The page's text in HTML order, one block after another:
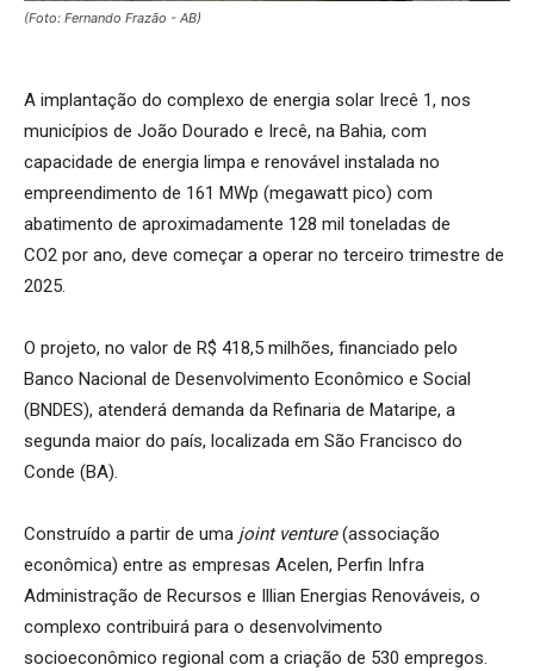
(Foto: Fernando Frazão - AB)
A implantação do complexo de energia solar Irecê 1, nos
municípios de João Dourado e Irecê, na Bahia, com
capacidade de energia limpa e renovável instalada no
empreendimento de 161 MWp (megawatt pico) com
abatimento de aproximadamente 128 mil toneladas de
CO2 por ano, deve começar a operar no terceiro trimestre de
2025.
O projeto, no valor de R$ 418,5 milhões, financiado pelo
Banco Nacional de Desenvolvimento Econômico e Social
(BNDES), atenderá demanda da Refinaria de Mataripe, a
segunda maior do país, localizada em São Francisco do
Conde (BA).
Construído a partir de uma joint venture(associação
econômica) entre as empresas Acelen, Perfin Infra
Administração de Recursos e Illian Energias Renováveis, o
complexo contribuirá para o desenvolvimento
socioeconômico regional com a criação de 530 empregos.